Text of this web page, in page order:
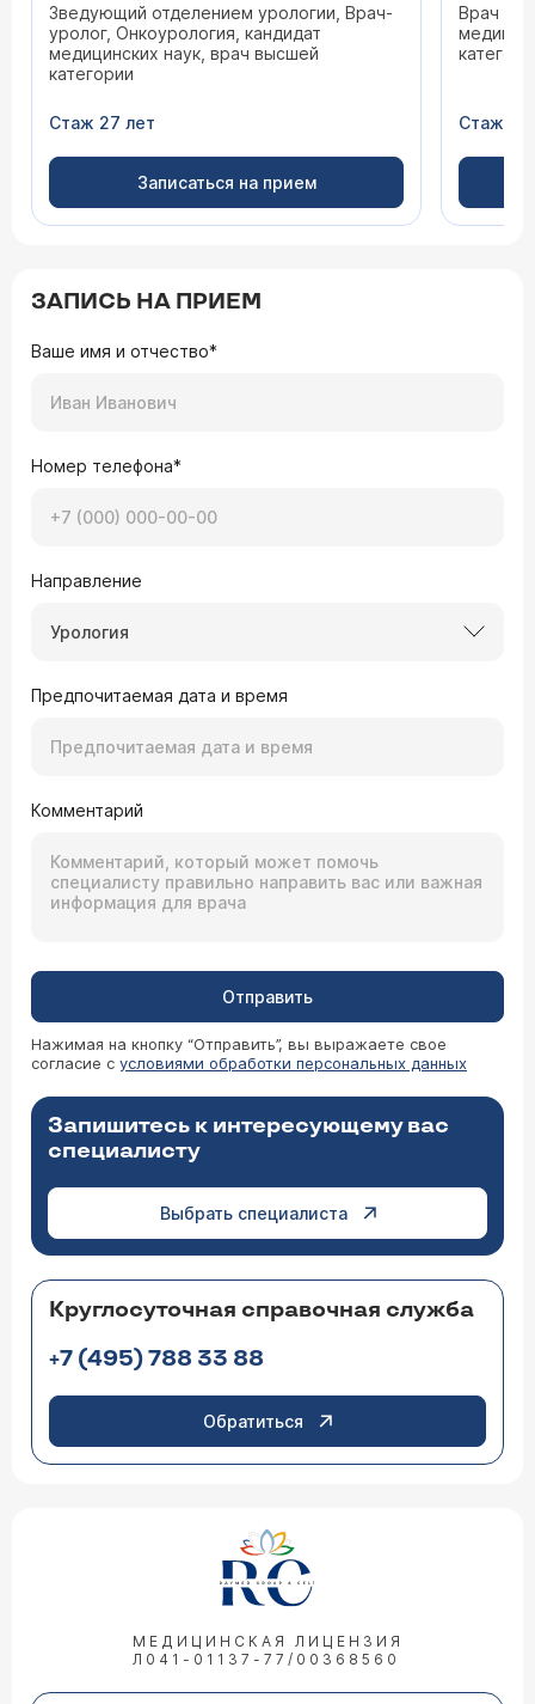
Зведующий отделением урологии, Врач-
уролог, Онкоурология, кандидат
медицинских наук, врач высшей
категории
Стаж 27 лет
Записаться на прием
Врач
Стаж 45
ЗАПИСЬ НА ПРИЕМ
Ваше имя и отчество*
Номер телефона*
Направление
Урология
Предпочитаемая дата и время
Комментарий
Отправить
Нажимая на кнопку “Отправить”, вы выражаете свое
согласие с условиями обработки персональных данных
Запишитесь к интересующему вас
специалисту
Выбрать специалиста
Круглосуточная справочная служба
+7 (495) 788 33 88
Обратиться
МЕДИЦИНСКАЯ ЛИЦЕНЗИЯ
Л041-01137-77/00368560